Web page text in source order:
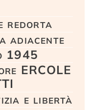
redorta
adiacente
1945
ERCOLE
e libertà